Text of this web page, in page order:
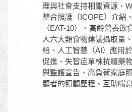
理與社會支持相關資源、
整合照護（ICOPE）介紹
（EAT-10）、高齡營養
人六大類食物建議攝取量
紹、人工智慧（AI）應用
促進、失智症單株抗體藥
與監護宣告、高負荷家庭
顧者的照顧歷程、互助喘